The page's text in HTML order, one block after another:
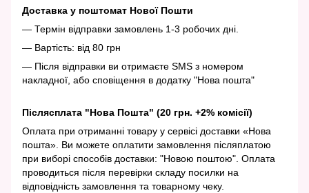
Доставка у поштомат Нової Пошти
— Термін відправки замовлень 1-3 робочих дні.
— Вартість: від 80 грн
— Після відправки ви отримаєте SMS з номером
накладної, або сповіщення в додатку "Нова пошта"
Післясплата "Нова Пошта" (20 грн. +2% комісії)
Оплата при отриманні товару у сервісі доставки «Нова
пошта». Ви можете оплатити замовлення післяплатою
при виборі способів доставки: "Новою поштою". Оплата
проводиться після перевірки складу посилки на
відповідність замовлення та товарному чеку.